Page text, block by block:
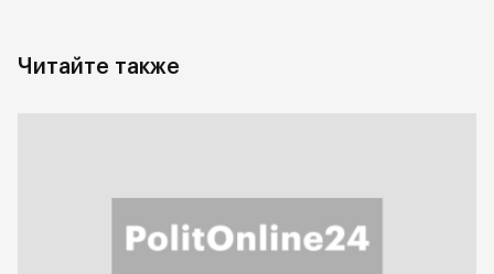
Читайте также